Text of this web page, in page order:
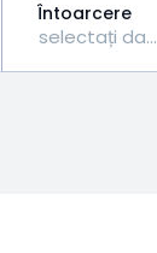
Întoarcere